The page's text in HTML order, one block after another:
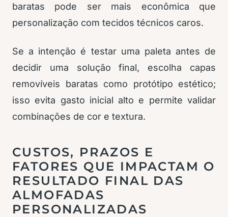
baratas pode ser mais econômica que
personalização com tecidos técnicos caros.
Se a intenção é testar uma paleta antes de
decidir uma solução final, escolha capas
removíveis baratas como protótipo estético;
isso evita gasto inicial alto e permite validar
combinações de cor e textura.
CUSTOS, PRAZOS E
FATORES QUE IMPACTAM O
RESULTADO FINAL DAS
ALMOFADAS
PERSONALIZADAS